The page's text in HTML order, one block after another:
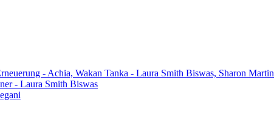
- Achia, Wakan Tanka - Laura Smith Biswas, Sharon Martin
- Laura Smith Biswas